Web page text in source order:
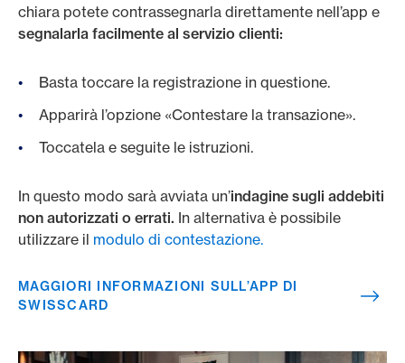
chiara potete contrassegnarla direttamente nell’app e
segnalarla facilmente al servizio clienti:
Basta toccare la registrazione in questione.
Apparirà l’opzione «Contestare la transazione».
Toccatela e seguite le istruzioni.
In questo modo sarà avviata un’indagine sugli addebiti
non autorizzati o errati. In alternativa è possibile
utilizzare il modulo di contestazione.
MAGGIORI INFORMAZIONI SULL’APP DI
SWISSCARD